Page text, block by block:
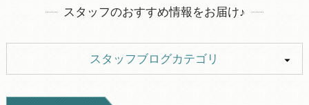
スタッフのおすすめ情報をお届け♪
スタッフブログカテゴリ